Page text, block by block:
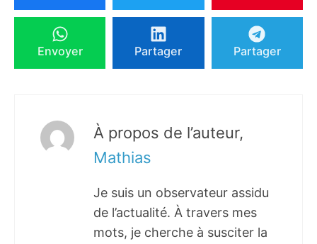
Envoyer Partager Partager
À propos de l’auteur,
Mathias
Je suis un observateur assidu
de l’actualité. À travers mes
mots, je cherche à susciter la